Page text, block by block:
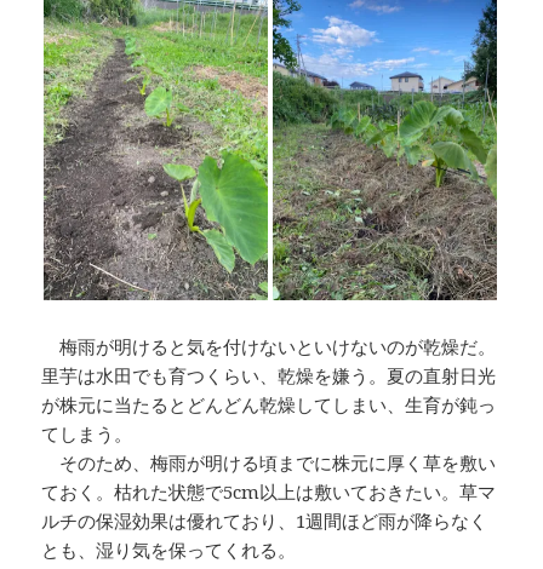
梅雨が明けると気を付けないといけないのが乾燥だ。
里芋は水田でも育つくらい、乾燥を嫌う。夏の直射日光
が株元に当たるとどんどん乾燥してしまい、生育が鈍っ
てしまう。
そのため、梅雨が明ける頃までに株元に厚く草を敷い
ておく。枯れた状態で5cm以上は敷いておきたい。草マ
ルチの保湿効果は優れており、1週間ほど雨が降らなく
とも、湿り気を保ってくれる。